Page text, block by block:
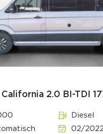
California 2.0 BI-TDI
Diesel
02/2022